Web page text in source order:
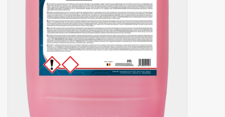
Bonbons pour la bonbonnière
Rouleaux de caisse thermiques
Produits d'hygiène
Cadeaux d'entreprise